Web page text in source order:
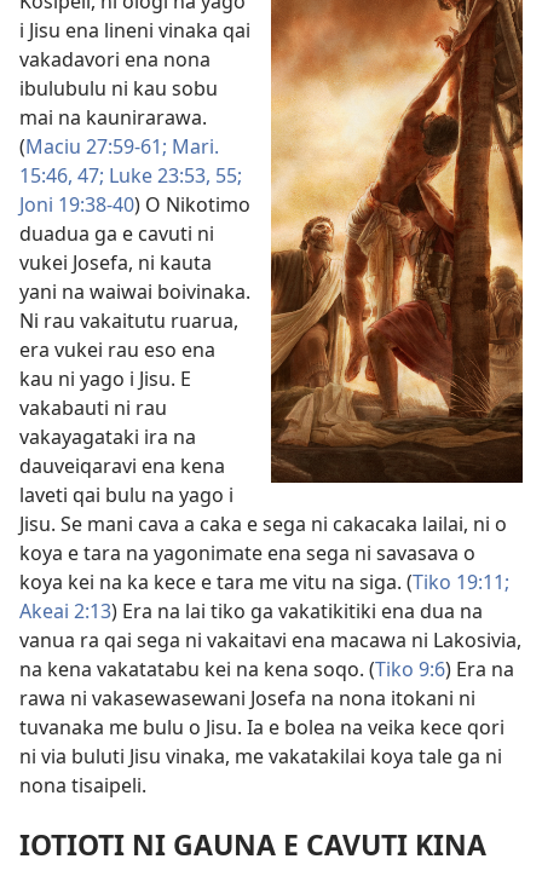
i Jisu ena lineni vinaka qai
vakadavori ena nona
ibulubulu ni kau sobu
mai na kaunirarawa.
(Maciu 27:59-61; Mari.
15:46, 47; Luke 23:53, 55;
Joni 19:38-40) O Nikotimo
duadua ga e cavuti ni
vukei Josefa, ni kauta
yani na waiwai boivinaka.
Ni rau vakaitutu ruarua,
era vukei rau eso ena
kau ni yago i Jisu. E
vakabauti ni rau
vakayagataki ira na
dauveiqaravi ena kena
laveti qai bulu na yago i
Jisu. Se mani cava a caka e sega ni cakacaka lailai, ni o
koya e tara na yagonimate ena sega ni savasava o
koya kei na ka kece e tara me vitu na siga. (Tiko 19:11;
Akeai 2:13) Era na lai tiko ga vakatikitiki ena dua na
vanua ra qai sega ni vakaitavi ena macawa ni Lakosivia,
na kena vakatatabu kei na kena soqo. (Tiko 9:6) Era na
rawa ni vakasewasewani Josefa na nona itokani ni
tuvanaka me bulu o Jisu. Ia e bolea na veika kece qori
ni via buluti Jisu vinaka, me vakatakilai koya tale ga ni
nona tisaipeli.
IOTIOTI NI GAUNA E CAVUTI KINA